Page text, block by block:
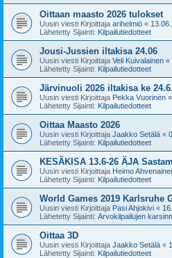
Oittaan maasto 2026 tulokset
Uusin viesti Kirjoittaja arihelmiö «
Lähetetty Sijainti: Kilpailutiedotteet
Jousi-Jussien iltakisa 24.06
Uusin viesti Kirjoittaja Veli Kuivalainen «
Lähetetty Sijainti: Kilpailutiedotteet
Järvinuoli 2026 iltakisa ke
Uusin viesti Kirjoittaja Pekka Vuorinen «
Lähetetty Sijainti: Kilpailutiedotteet
Oittaa Maasto 2026
Uusin viesti Kirjoittaja Jaakko Setälä «
Lähetetty Sijainti: Kilpailutiedotteet
KESÄKISA 13.6-26 ÄJA
Uusin viesti Kirjoittaja Heimo
Lähetetty Sijainti: Kilpailutiedotteet
World Games 2019 Karlsruhe
Uusin viesti Kirjoittaja Pasi Ahjokivi «
Lähetetty Sijainti: Arvokilpailujen
Oittaa 3D
Uusin viesti Kirjoittaja Jaakko Setälä «
Lähetetty Sijainti: Kilpailutiedotteet